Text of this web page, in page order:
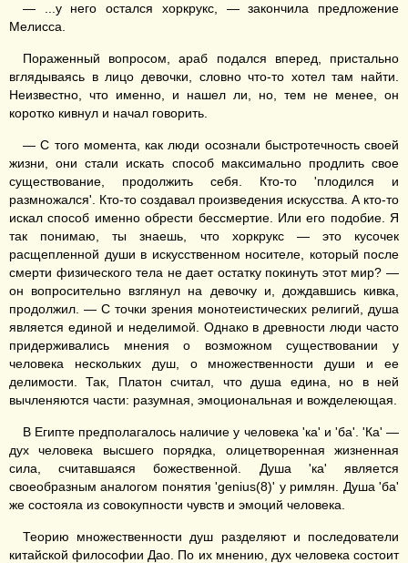
— ...у него остался хоркрукс, — закончила предложение
Мелисса.
Пораженный вопросом, араб подался вперед, пристально
вглядываясь в лицо девочки, словно что-то хотел там найти.
Неизвестно, что именно, и нашел ли, но, тем не менее, он
коротко кивнул и начал говорить.
— С того момента, как люди осознали быстротечность своей
жизни, они стали искать способ максимально продлить свое
существование, продолжить себя. Кто-то 'плодился и
размножался'. Кто-то создавал произведения искусства. А кто-то
искал способ именно обрести бессмертие. Или его подобие. Я
так понимаю, ты знаешь, что хоркрукс — это кусочек
расщепленной души в искусственном носителе, который после
смерти физического тела не дает остатку покинуть этот мир? —
он вопросительно взглянул на девочку и, дождавшись кивка,
продолжил. — С точки зрения монотеистических религий, душа
является единой и неделимой. Однако в древности люди часто
придерживались мнения о возможном существовании у
человека нескольких душ, о множественности души и ее
делимости. Так, Платон считал, что душа едина, но в ней
вычленяются части: разумная, эмоциональная и вожделеющая.
В Египте предполагалось наличие у человека 'ка' и 'ба'. 'Ка' —
дух человека высшего порядка, олицетворенная жизненная
сила, считавшаяся божественной. Душа 'ка' является
своеобразным аналогом понятия 'genius(8)' у римлян. Душа 'ба'
же состояла из совокупности чувств и эмоций человека.
Теорию множественности душ разделяют и последователи
китайской философии Дао. По их мнению, дух человека состоит